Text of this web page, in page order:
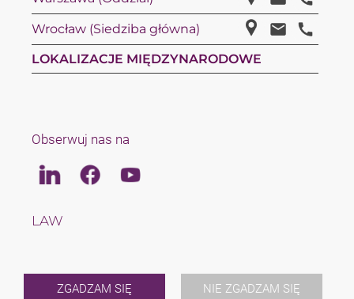
ZGADZAM SIĘ NIE ZGADZAM SIĘ
Wrocław (Siedziba główna)
LOKALIZACJE MIĘDZYNARODOWE
Obserwuj nas na
LinkedinFacebookYoutube
LAW
KARIERA
O NAS